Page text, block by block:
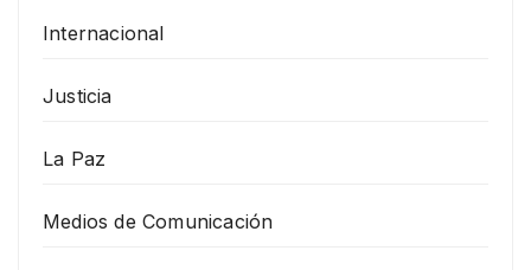
Internacional
Justicia
La Paz
Medios de Comunicación